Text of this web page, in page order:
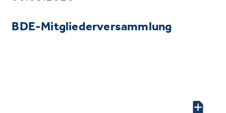
BDE-Mitgliederversammlung